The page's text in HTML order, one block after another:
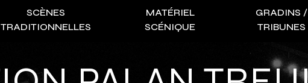
SCÈNES
TRADITIONNELLES
MATÉRIEL
SCÉNIQUE
GRADINS /
TRIBUNES